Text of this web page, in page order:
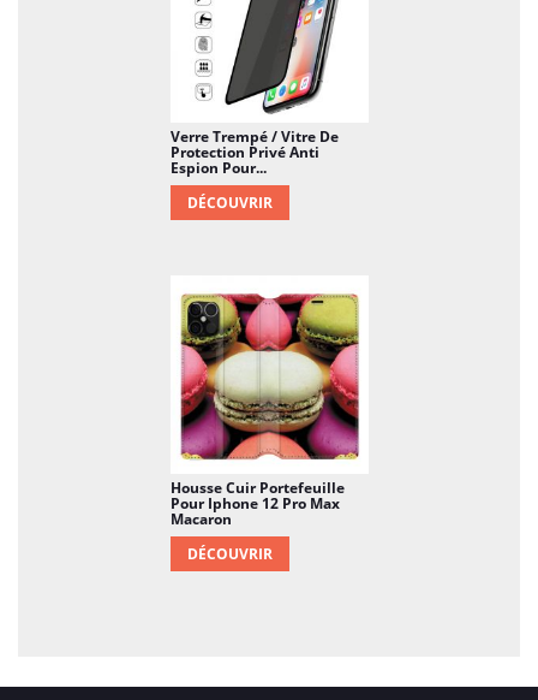
Verre Trempé / Vitre De
Protection Privé Anti
Espion Pour...
DÉCOUVRIR
Housse Cuir Portefeuille
Pour Iphone 12 Pro Max
Macaron
DÉCOUVRIR